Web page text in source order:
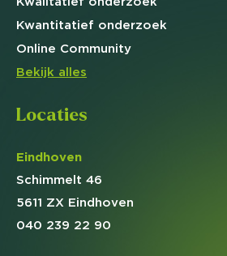
Kwantitatief onderzoek
Online Community
Bekijk alles
Locaties
Eindhoven
Schimmelt 46
5611 ZX Eindhoven
040 239 22 90